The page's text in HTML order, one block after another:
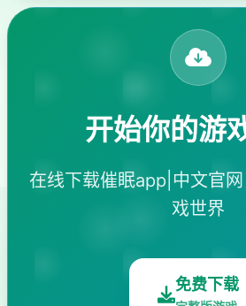
开始你的游
在线下载催眠app|中文官
戏世界
免费下载